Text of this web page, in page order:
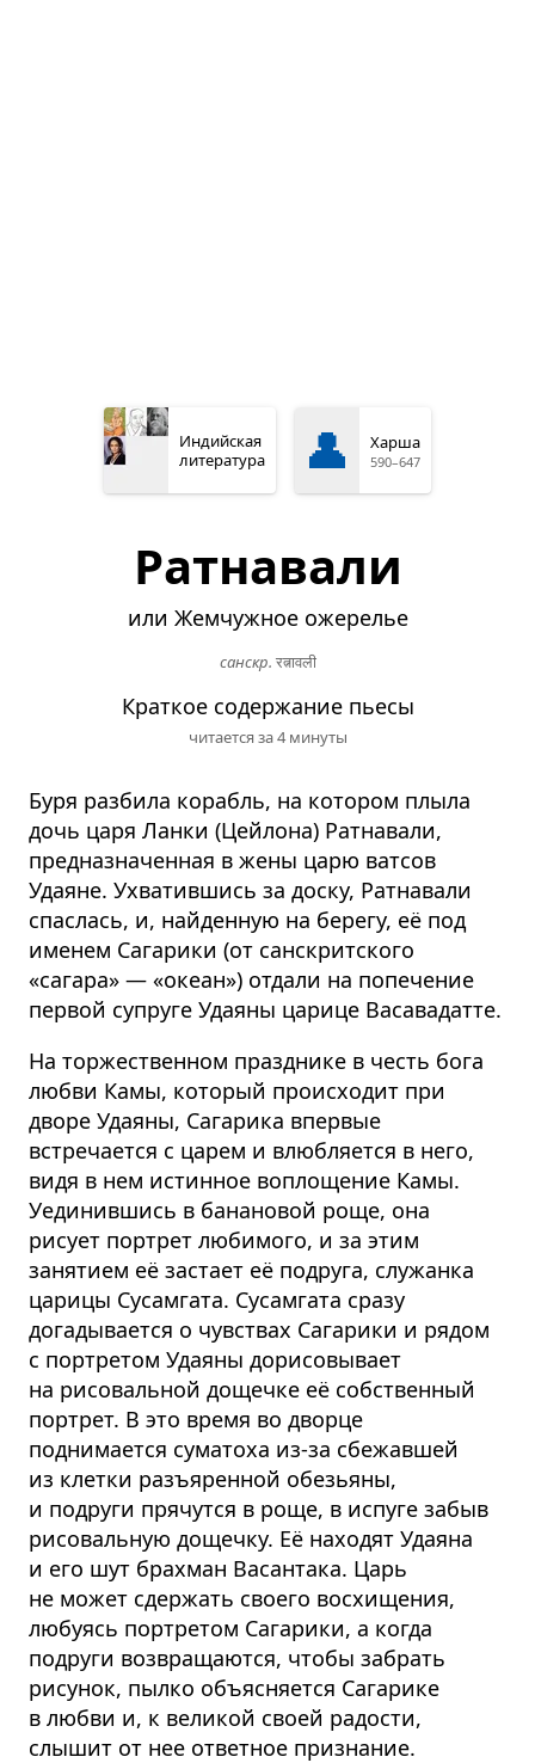
Индийская
литература
👤 Харша
590–647
Ратнавали
или Жемчужное ожерелье
санскр. रत्नावली
Краткое содержание пьесы
читается за 4 минуты
Буря разбила корабль, на котором плыла
дочь царя Ланки (Цейлона) Ратнавали,
предназначенная в жены царю ватсов
Удаяне. Ухватившись за доску, Ратнавали
спаслась, и, найденную на берегу, её под
именем Сагарики (от санскритского
«сагара» — «океан») отдали на попечение
первой супруге Удаяны царице Васавадатте.
На торжественном празднике в честь бога
любви Камы, который происходит при
дворе Удаяны, Сагарика впервые
встречается с царем и влюбляется в него,
видя в нем истинное воплощение Камы.
Уединившись в банановой роще, она
рисует портрет любимого, и за этим
занятием её застает её подруга, служанка
царицы Сусамгата. Сусамгата сразу
догадывается о чувствах Сагарики и рядом
с портретом Удаяны дорисовывает
на рисовальной дощечке её собственный
портрет. В это время во дворце
поднимается суматоха из-за сбежавшей
из клетки разъяренной обезьяны,
и подруги прячутся в роще, в испуге забыв
рисовальную дощечку. Её находят Удаяна
и его шут брахман Васантака. Царь
не может сдержать своего восхищения,
любуясь портретом Сагарики, а когда
подруги возвращаются, чтобы забрать
рисунок, пылко объясняется Сагарике
в любви и, к великой своей радости,
слышит от нее ответное признание.